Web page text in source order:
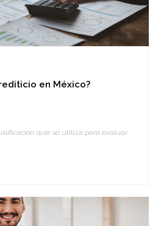
en México?
que se utiliza para evaluar